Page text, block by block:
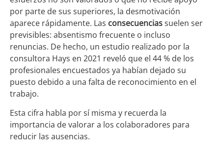
por parte de sus superiores, la desmotivación
aparece rápidamente. Las consecuenciassuelen ser
previsibles: absentismo frecuente o incluso
renuncias. De hecho, un estudio realizado por la
consultora Hays en 2021 reveló que el 44 % de los
profesionales encuestados ya habían dejado su
puesto debido a una falta de reconocimiento en el
trabajo.
Esta cifra habla por sí misma y recuerda la
importancia de valorar a los colaboradores para
reducir las ausencias.